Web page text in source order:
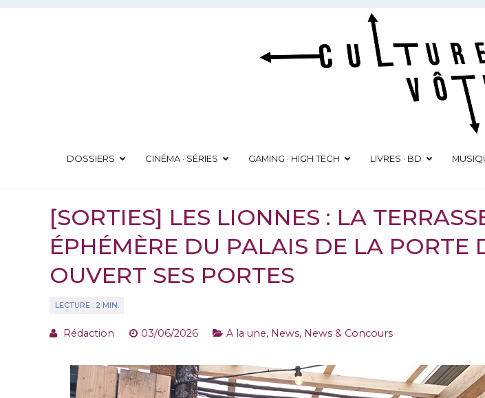
Aller
DOSSIERS CINÉMA · SÉRIES GAMING · HIGH TECH LIVRES · BD
[SORTIES] LES LIONNES : LA
ÉPHÉMÈRE DU PALAIS DE LA PORTE
OUVERT SES PORTES
Rédaction 03/06/2026 A la une, News, News & Concours